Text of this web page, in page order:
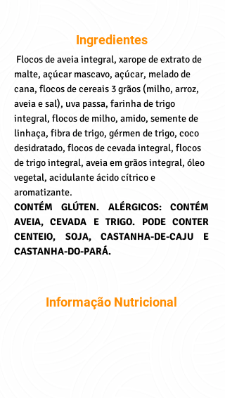
Ingredientes
Flocos de aveia integral, xarope de extrato de
malte, açúcar mascavo, açúcar, melado de
cana, flocos de cereais 3 grãos (milho, arroz,
aveia e sal), uva passa, farinha de trigo
integral, flocos de milho, amido, semente de
linhaça, fibra de trigo, gérmen de trigo, coco
desidratado, flocos de cevada integral, flocos
de trigo integral, aveia em grãos integral, óleo
vegetal, acidulante ácido cítrico e
aromatizante.
CONTÉM GLÚTEN. ALÉRGICOS: CONTÉM
AVEIA, CEVADA E TRIGO. PODE CONTER
CENTEIO, SOJA, CASTANHA-DE-CAJU E
CASTANHA-DO-PARÁ.
Informação Nutricional